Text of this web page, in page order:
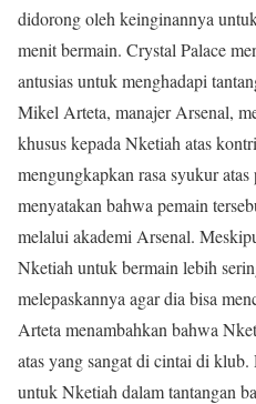
didorong oleh keinginannya
menit bermain. Crystal Palace
antusias untuk menghadapi
Mikel Arteta, manajer Arsenal,
khusus kepada Nketiah atas
mengungkapkan rasa syukur
menyatakan bahwa pemain
melalui akademi Arsenal.
Nketiah untuk bermain lebih
melepaskannya agar dia bisa
Arteta menambahkan bahwa
atas yang sangat di cintai di
untuk Nketiah dalam tantangan